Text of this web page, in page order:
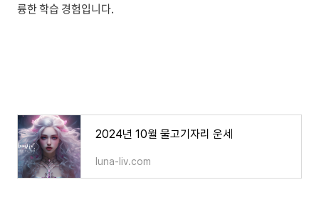
륭한 학습 경험입니다.
2024년 10월 물고기자리 운세
luna-liv.com